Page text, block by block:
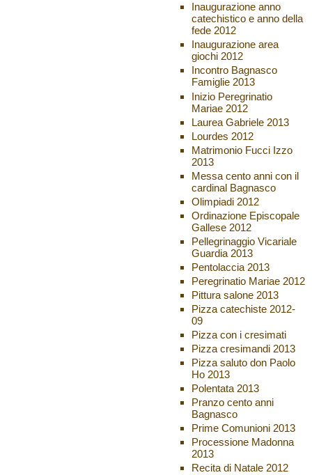
Inaugurazione anno
catechistico e anno della
fede 2012
Inaugurazione area
giochi 2012
Incontro Bagnasco
Famiglie 2013
Inizio Peregrinatio
Mariae 2012
Laurea Gabriele 2013
Lourdes 2012
Matrimonio Fucci Izzo
2013
Messa cento anni con il
cardinal Bagnasco
Olimpiadi 2012
Ordinazione Episcopale
Gallese 2012
Pellegrinaggio Vicariale
Guardia 2013
Pentolaccia 2013
Peregrinatio Mariae 2012
Pittura salone 2013
Pizza catechiste 2012-
09
Pizza con i cresimati
Pizza cresimandi 2013
Pizza saluto don Paolo
Ho 2013
Polentata 2013
Pranzo cento anni
Bagnasco
Prime Comunioni 2013
Processione Madonna
2013
Recita di Natale 2012